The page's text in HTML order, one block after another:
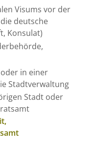
Visums vor der
deutsche
Konsulat)
in einer
Stadtverwaltung
Stadt oder